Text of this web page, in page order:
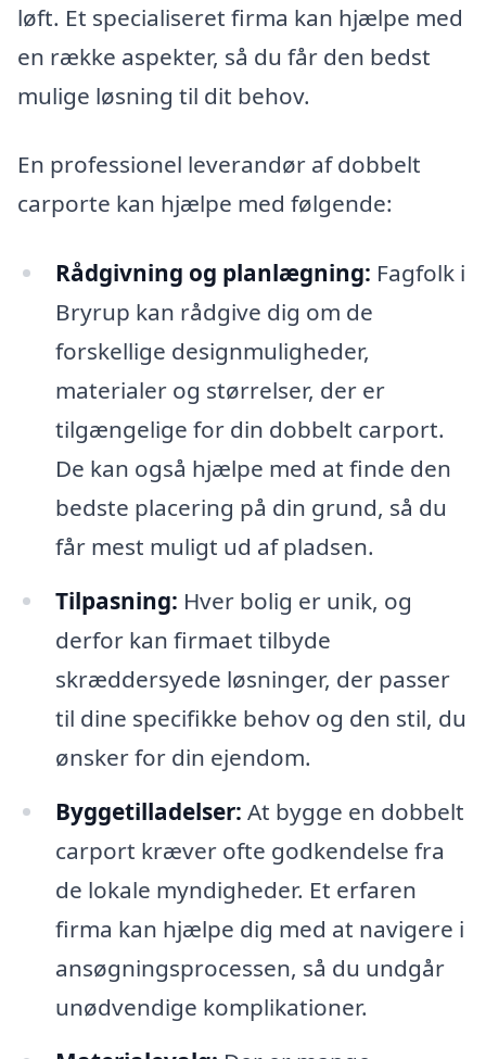
løft. Et specialiseret firma kan hjælpe med
en række aspekter, så du får den bedst
mulige løsning til dit behov.
En professionel leverandør af dobbelt
carporte kan hjælpe med følgende:
Rådgivning og planlægning: Fagfolk i
Bryrup kan rådgive dig om de
forskellige designmuligheder,
materialer og størrelser, der er
tilgængelige for din dobbelt carport.
De kan også hjælpe med at finde den
bedste placering på din grund, så du
får mest muligt ud af pladsen.
Tilpasning: Hver bolig er unik, og
derfor kan firmaet tilbyde
skræddersyede løsninger, der passer
til dine specifikke behov og den stil, du
ønsker for din ejendom.
Byggetilladelser: At bygge en dobbelt
carport kræver ofte godkendelse fra
de lokale myndigheder. Et erfaren
firma kan hjælpe dig med at navigere i
ansøgningsprocessen, så du undgår
unødvendige komplikationer.